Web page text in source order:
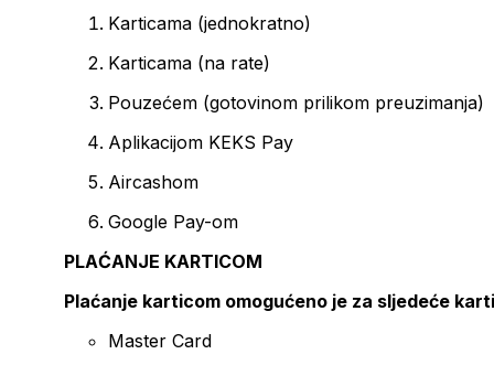
Karticama (jednokratno)
Karticama (na rate)
Pouzećem (gotovinom prilikom preuzimanja)
Aplikacijom KEKS Pay
Aircashom
Google Pay-om
PLAĆANJE KARTICOM
Plaćanje karticom omogućeno je za sljedeće
Master Card